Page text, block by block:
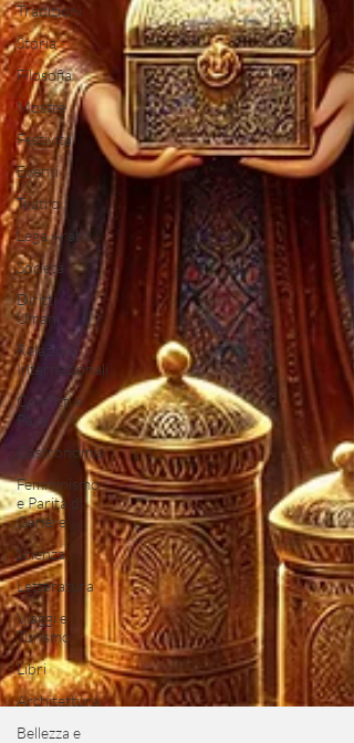
Tradizioni
Storia
Filosofia
Mostre
Festività
Eventi
Teatro
Lega Araba
Società
Diritti
Umani
Relazioni
Internazionali
Conflitti e
Pace
Gastronomia
Femminismo
e Parità di
Genere
Scienza
Letteratura
Viaggi e
Turismo
Libri
Architettura
Bellezza e